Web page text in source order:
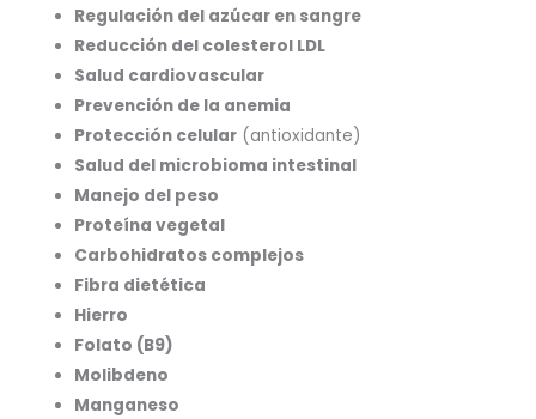
Regulación del azúcar en sangre
Reducción del colesterol LDL
Salud cardiovascular
Prevención de la anemia
Protección celular (antioxidante)
Salud del microbioma intestinal
Manejo del peso
Proteína vegetal
Carbohidratos complejos
Fibra dietética
Hierro
Folato (B9)
Molibdeno
Manganeso